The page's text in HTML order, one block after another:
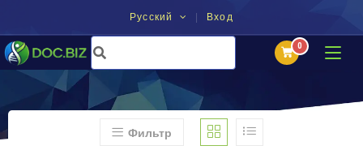
Русский Вход
Фильтр